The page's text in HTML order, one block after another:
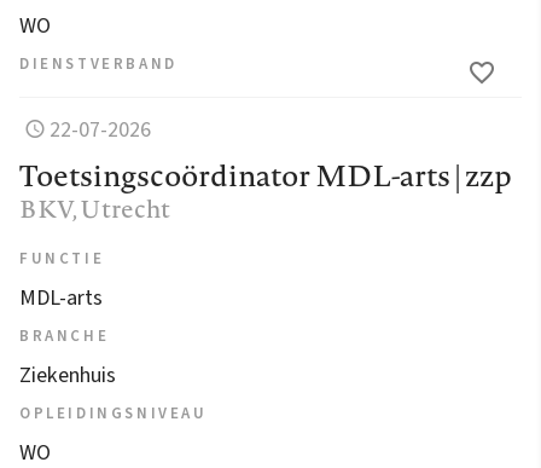
WO
DIENSTVERBAND
22-07-2026
Toetsingscoördinator MDL-arts | zzp
BKV, Utrecht
FUNCTIE
MDL-arts
BRANCHE
Ziekenhuis
OPLEIDINGSNIVEAU
WO